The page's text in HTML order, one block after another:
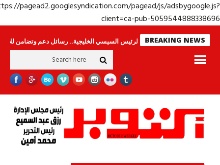
https://pagead2.googlesyndication.com/pagead/js/
client=ca-pub-
BREAKING NEWS
جولة الرئيس السيسي الخليجية.. رسائل دعم وتضامن للأشقاء جهاز